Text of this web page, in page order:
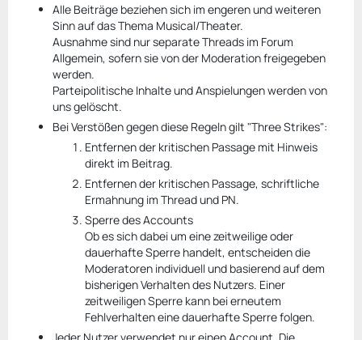
Alle Beiträge beziehen sich im engeren und weiteren
Sinn auf das Thema Musical/Theater.
Ausnahme sind nur separate Threads im Forum
Allgemein, sofern sie von der Moderation freigegeben
werden.
Parteipolitische Inhalte und Anspielungen werden von
uns gelöscht.
Bei Verstößen gegen diese Regeln gilt "Three Strikes":
Entfernen der kritischen Passage mit Hinweis
direkt im Beitrag.
Entfernen der kritischen Passage, schriftliche
Ermahnung im Thread und PN.
Sperre des Accounts
Ob es sich dabei um eine zeitweilige oder
dauerhafte Sperre handelt, entscheiden die
Moderatoren individuell und basierend auf dem
bisherigen Verhalten des Nutzers. Einer
zeitweiligen Sperre kann bei erneutem
Fehlverhalten eine dauerhafte Sperre folgen.
Jeder Nutzer verwendet nureinenAccount. Die